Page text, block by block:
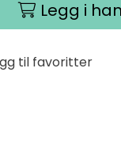
Legg i
til favoritter